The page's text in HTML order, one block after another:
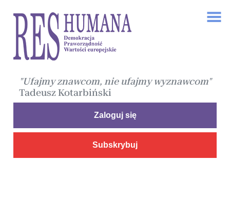
"Ufajmy znawcom, nie ufajmy wyznawcom"
Tadeusz Kotarbiński
Zaloguj się
Subskrybuj